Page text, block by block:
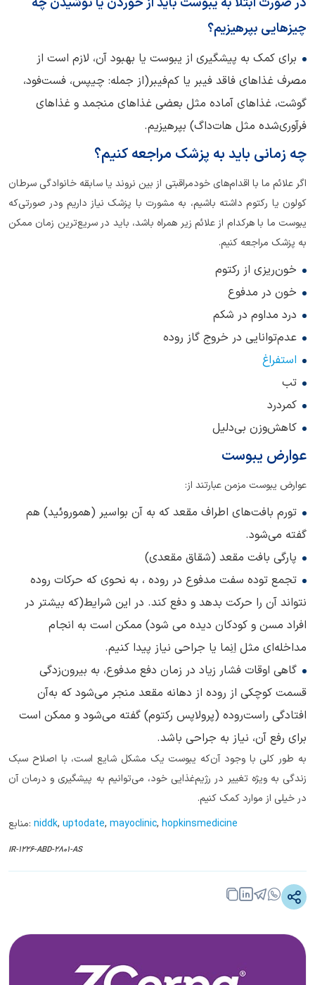
چیزهایی بپرهیزیم؟
برای کمک به پیشگیری از یبوست یا بهبود آن، لازم است از
مصرف غذاهای فاقد فیبر یا کم‌فیبر(از جمله: چیپس، فست‌فود،
گوشت، غذاهای آماده مثل بعضی غذاهای منجمد و غذاهای
فرآوری‌شده مثل هات‌داگ) بپرهیزیم.
چه زمانی باید به پزشک مراجعه کنیم؟
اگر علائم ما با اقدام‌های خودمراقبتی از بین نروند یا سابقه خانوادگی سرطان
کولون یا رکتوم داشته باشیم، به مشورت با پزشک نیاز داریم ودر صورتی‌که
یبوست ما با هرکدام از علائم زیر همراه باشد، باید در سریع‌ترین زمان ممکن
به پزشک مراجعه کنیم.
خون‌ریزی از رکتوم
خون در مدفوع
درد مداوم در شکم
عدم‌توانایی در خروج گاز روده
استفراغ
تب
کمردرد
کاهش‌وزن بی‌دلیل
عوارض یبوست
عوارض یبوست مزمن عبارتند از:
تورم بافت‌های اطراف مقعد که به آن بواسیر (هموروئید) هم
گفته می‌شود.
پارگی بافت مقعد (شقاق مقعدی)
تجمع توده سفت مدفوع در روده ، به نحوی که حرکات روده
نتواند آن را حرکت بدهد و دفع کند. در این شرایط(که بیشتر در
افراد مسن و کودکان دیده می شود) ممکن است به انجام
مداخله‌ای مثل اِنِما یا جراحی نیاز پیدا کنیم.
گاهی اوقات فشار زیاد در زمان دفع مدفوع، به بیرون‌زدگی
قسمت کوچکی از روده از دهانه مقعد منجر می‌شود که به‌آن
افتادگی راست‌روده (پرولاپس رکتوم) گفته می‌شود و ممکن است
برای رفع آن، نیاز به جراحی باشد.
به طور کلی با وجود آن‌که یبوست یک مشکل شایع است، با اصلاح سبک
زندگی به ویژه تغییر در رژیم‌غذایی خود، می‌توانیم به پیشگیری و درمان آن
در خیلی از موارد کمک کنیم.
منابع: niddk, uptodate, mayoclinic, hopkinsmedicine
IR-1226-ABD-2801-AS